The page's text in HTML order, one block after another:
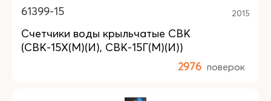
61399-15 2015
Счетчики воды крыльчатые СВК
(СВК-15Х(М)(И), СВК-15Г(М)(И))
2976 поверок